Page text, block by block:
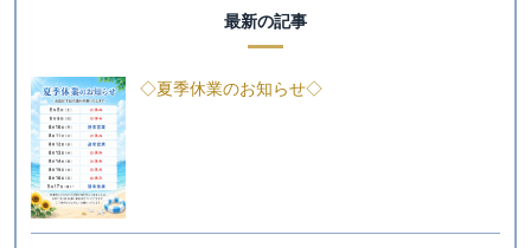
最新の記事
◇夏季休業のお知らせ◇